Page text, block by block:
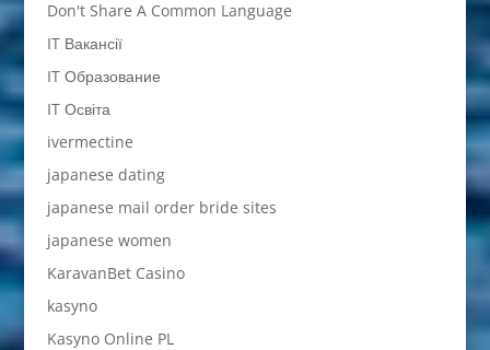
Don't Share A Common Language
IT Вакансії
IT Образование
IT Освіта
ivermectine
japanese dating
japanese mail order bride sites
japanese women
KaravanBet Casino
kasyno
Kasyno Online PL